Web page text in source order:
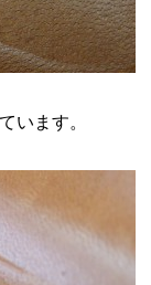
います。